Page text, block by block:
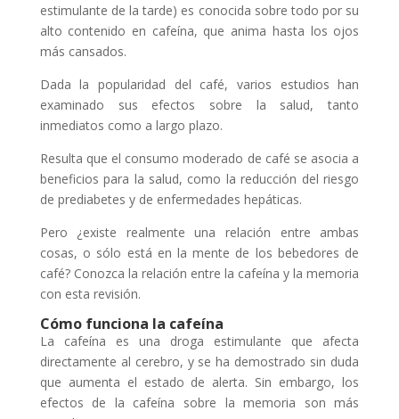
estimulante de la tarde) es conocida sobre todo por su
alto contenido en cafeína, que anima hasta los ojos
más cansados.
Dada la popularidad del café, varios estudios han
examinado sus efectos sobre la salud, tanto
inmediatos como a largo plazo.
Resulta que el consumo moderado de café se asocia a
beneficios para la salud, como la reducción del riesgo
de prediabetes y de enfermedades hepáticas.
Pero ¿existe realmente una relación entre ambas
cosas, o sólo está en la mente de los bebedores de
café? Conozca la relación entre la cafeína y la memoria
con esta revisión.
Cómo funciona la cafeína
La cafeína es una droga estimulante que afecta
directamente al cerebro, y se ha demostrado sin duda
que aumenta el estado de alerta. Sin embargo, los
efectos de la cafeína sobre la memoria son más